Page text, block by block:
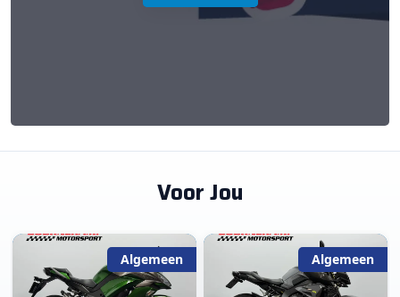
Voor Jou
Algemeen Algemeen